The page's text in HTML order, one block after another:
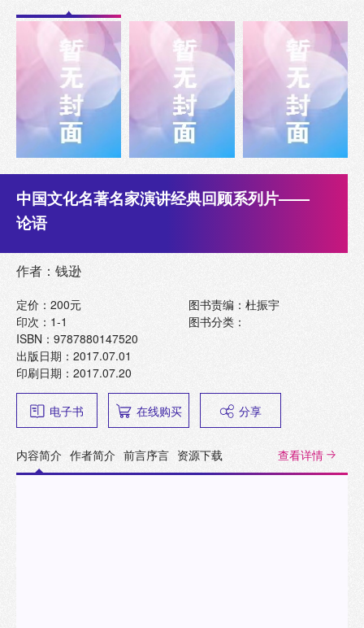
中国文化名著名家演讲经典回顾系列片——
论语
作者：钱逊
定价：200元
印次：1-1
ISBN：9787880147520
出版日期：2017.07.01
印刷日期：2017.07.20
图书责编：杜振宇
图书分类：
电子书 在线购买 分享
内容简介 作者简介 前言序言 资源下载 查看详情